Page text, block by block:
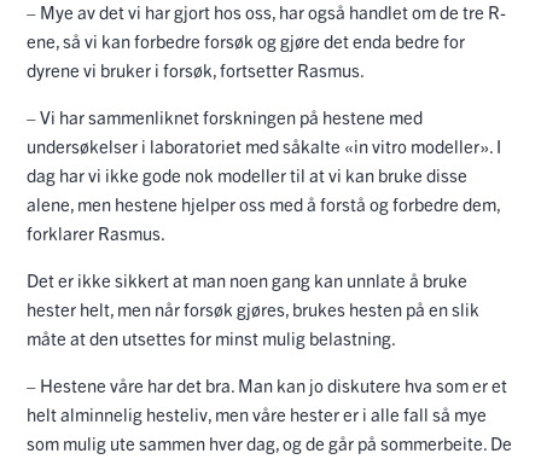
– Mye av det vi har gjort hos oss, har også handlet om de tre R-
ene, så vi kan forbedre forsøk og gjøre det enda bedre for
dyrene vi bruker i forsøk, fortsetter Rasmus.
– Vi har sammenliknet forskningen på hestene med
undersøkelser i laboratoriet med såkalte «in vitro modeller». I
dag har vi ikke gode nok modeller til at vi kan bruke disse
alene, men hestene hjelper oss med å forstå og forbedre dem,
forklarer Rasmus.
Det er ikke sikkert at man noen gang kan unnlate å bruke
hester helt, men når forsøk gjøres, brukes hesten på en slik
måte at den utsettes for minst mulig belastning.
– Hestene våre har det bra. Man kan jo diskutere hva som er et
helt alminnelig hesteliv, men våre hester er i alle fall så mye
som mulig ute sammen hver dag, og de går på sommerbeite. De